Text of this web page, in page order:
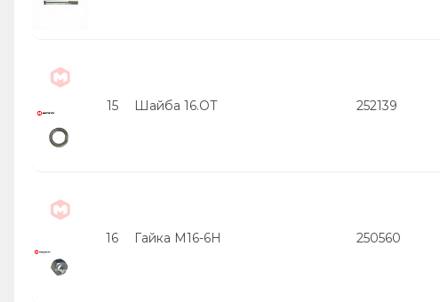
15 Шайба 16.ОТ 252139
16 Гайка М16-6Н 250560